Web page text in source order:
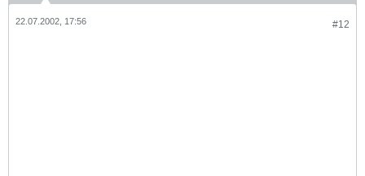
#12
22.07.2002, 17:56